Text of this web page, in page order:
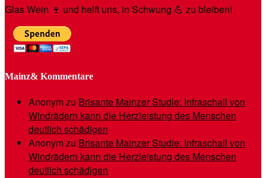
Glas Wein 🍷 und helft uns, in Schwung 💪 zu bleiben!
Mainz& Kommentare
Anonymzu Brisante Mainzer Studie: Infraschall von
Windrädern kann die Herzleistung des Menschen
deutlich schädigen
Anonymzu Brisante Mainzer Studie: Infraschall von
Windrädern kann die Herzleistung des Menschen
deutlich schädigen